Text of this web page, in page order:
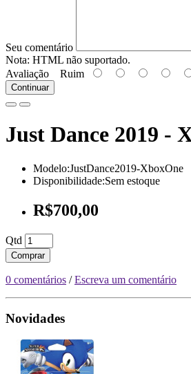
Seu comentário
Nota: HTML não suportado.
Avaliação Ruim
Continuar
Just Dance 2019 -
Modelo:JustDance2019-XboxOne
Disponibilidade:Sem estoque
R$700,00
Qtd
Comprar
0 comentários /Escreva um comentário
Novidades